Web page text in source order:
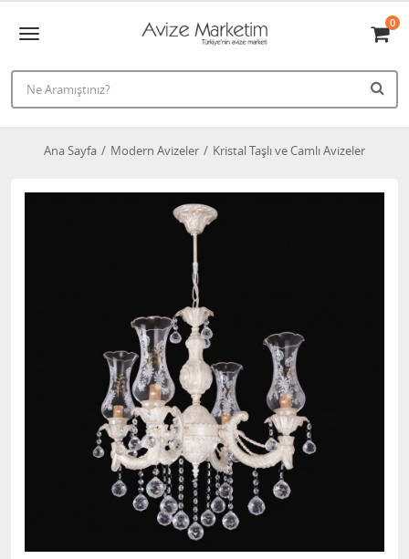
0
Ana Sayfa Modern Avizeler Kristal Taşlı ve Camlı Avizeler